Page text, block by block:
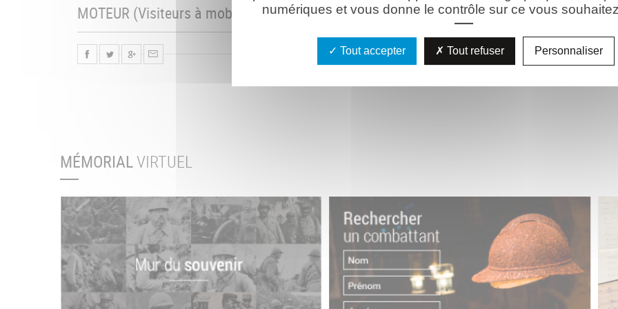
MOTEUR (Visiteurs à mobilité réduite)
MÉMORIALVIRTUEL
numériques et vous donne le contrôle sur ce vous
Tout accepter Tout refuser Personnaliser